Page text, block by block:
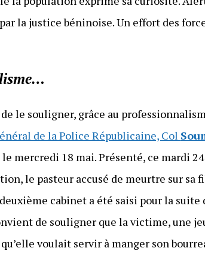
la justice béninoise. Un effort des
le souligner, grâce au
de la Police Républicaine, Col
mercredi 18 mai. Présenté, ce mardi
le pasteur accusé de meurtre sur
cabinet a été saisi pour la suite
de souligner que la victime, une
voulait servir à manger son